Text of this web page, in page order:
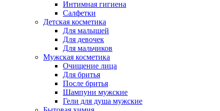
Интимная гигиена
Салфетки
Детская косметика
Для малышей
Для девочек
Для мальчиков
Мужская косметика
Очищение лица
Для бритья
После бритья
Шампуни мужские
Гели для душа мужские